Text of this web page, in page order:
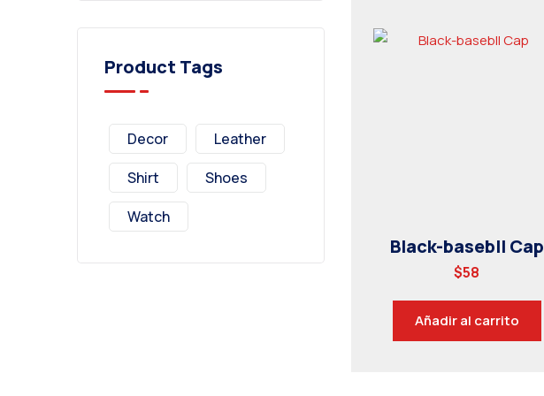
Black-basebll Cap
$58
Añadir al carrito
Product Tags
Decor
Leather
Shirt
Shoes
Watch